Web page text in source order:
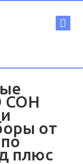
СОН
от
плюс